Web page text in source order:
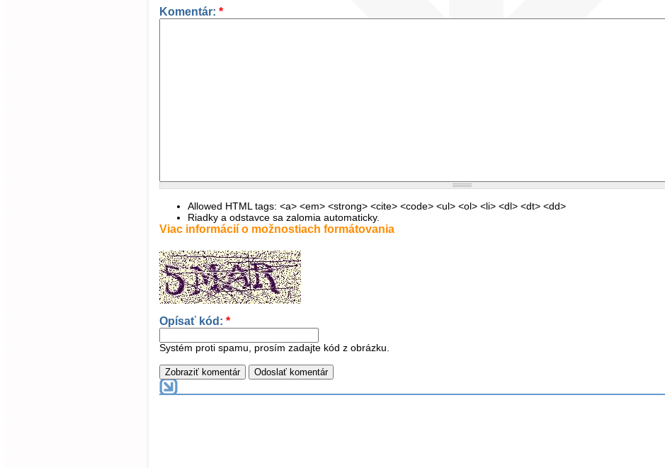
Komentár: *
Allowed HTML tags: <a> <em> <strong> <cite> <code> <ul> <ol> <li> <dl> <dt> <dd>
Riadky a odstavce sa zalomia automaticky.
Viac informácií o možnostiach formátovania
Opísať kód: *
Systém proti spamu, prosím zadajte kód z obrázku.